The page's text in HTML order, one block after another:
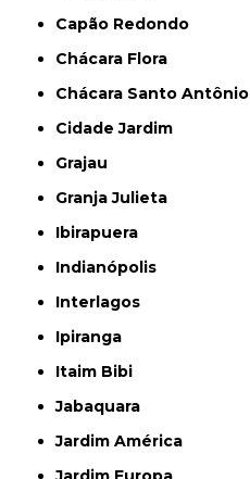
Capão Redondo
Chácara Flora
Chácara Santo Antônio
Cidade Jardim
Grajau
Granja Julieta
Ibirapuera
Indianópolis
Interlagos
Ipiranga
Itaim Bibi
Jabaquara
Jardim América